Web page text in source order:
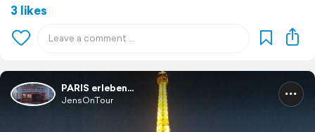
3 likes
PARIS erleben...
JensOnTour